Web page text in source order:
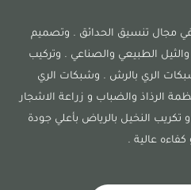
تنسيق الحدائق . وتصميم
الطبيعي والصناعي . وتركيب
الري بالرش . وشبكات الري
الرذاذ والضباب و زراعة الاشجار
تكريب النخيل بالرياض بأعلي جودة
عالية .